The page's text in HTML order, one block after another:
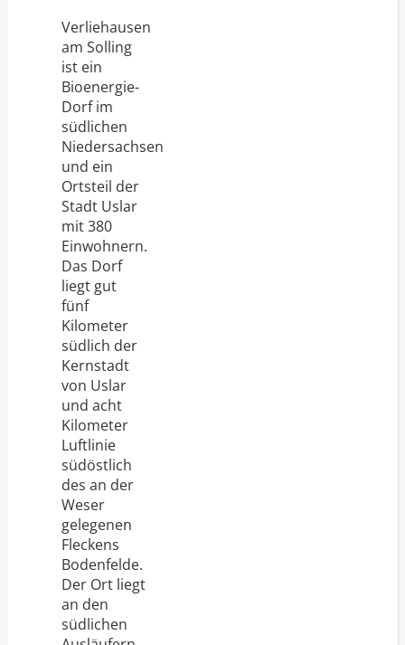
Verliehausen
am Solling
ist ein
Bioenergie-
Dorf im
südlichen
Niedersachsen
und ein
Ortsteil der
Stadt Uslar
mit 380
Einwohnern.
Das Dorf
liegt gut
fünf
Kilometer
südlich der
Kernstadt
von Uslar
und acht
Kilometer
Luftlinie
südöstlich
des an der
Weser
gelegenen
Fleckens
Bodenfelde.
Der Ort liegt
an den
südlichen